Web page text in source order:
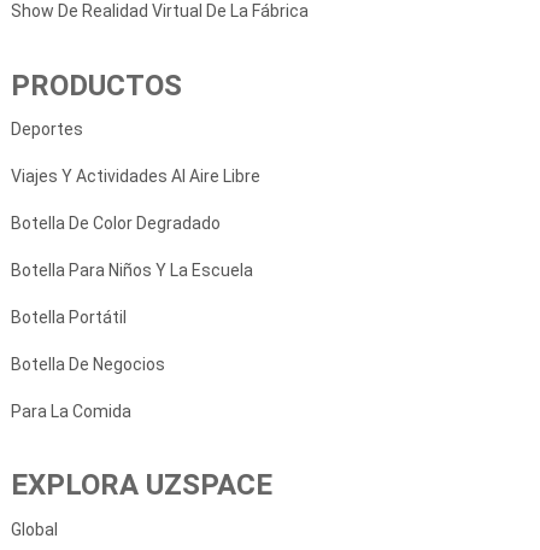
Show De Realidad Virtual De La Fábrica
PRODUCTOS
Deportes
Viajes Y Actividades Al Aire Libre
Botella De Color Degradado
Botella Para Niños Y La Escuela
Botella Portátil
Botella De Negocios
Para La Comida
EXPLORA UZSPACE
Global